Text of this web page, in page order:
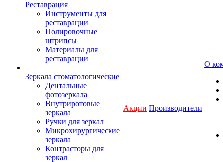
Реставрация
Инструменты для
реставрации
Полировочные
штрипсы
Материалы для
реставрации
Зеркала стоматологические
Дентальные
фотозеркала
Внутриротовые
зеркала
Ручки для зеркал
Микрохирургические
зеркала
Контрасторы для
зеркал
Акции Производители
О